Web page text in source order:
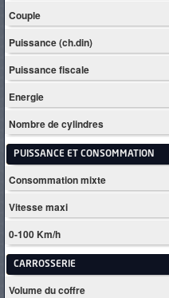
Couple
Puissance (ch.din)
Puissance fiscale
Energie
Nombre de cylindres
PUISSANCE ET CONSOMMATION
Consommation mixte
Vitesse maxi
0-100 Km/h
CARROSSERIE
Volume du coffre